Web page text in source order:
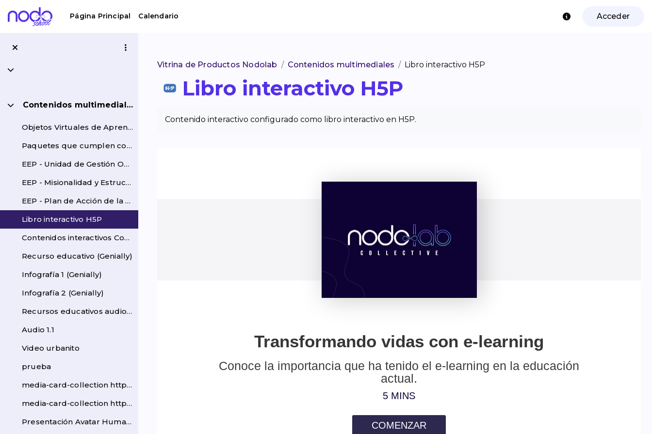
Página Principal Calendario Acceder
Colapsar
Colapsar Contenidos multimediales
Objetos Virtuales de Aprendizaje Lo más importante...
Paquetes que cumplen con el estándar SCORM 1.2
EEP - Unidad de Gestión Operativa de la Subsecretaría de Espacio Público
EEP - Misionalidad y Estructura de la Secretaría de Seguridad y Convivencia
EEP - Plan de Acción de la Política Pública
Libro interactivo H5P
Contenidos interactivos Con una intención más info...
Recurso educativo (Genially)
Infografía 1 (Genially)
Infografía 2 (Genially)
Recursos educativos audiovisuales Producidos en mú...
Audio 1.1
Video urbanito
prueba
media-card-collection https://school.nodolab.co/dr...
media-card-collection https://school.nodolab.co/dr... (copia)
Presentación Avatar Humano
Vitrina de Productos Nodolab Contenidos multimediales Libro interactivo H5P
Libro interactivo H5P
Contenido interactivo configurado como libro interactivo en H5P.